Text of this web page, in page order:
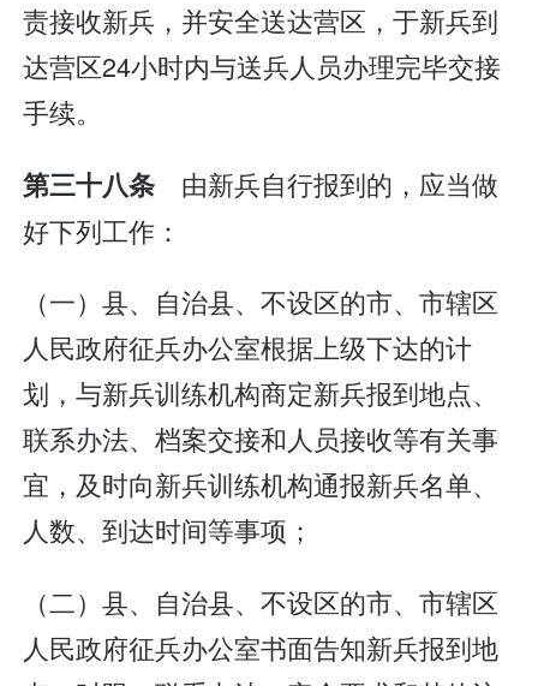
责接收新兵，并安全送达营区，于新兵到
达营区24小时内与送兵人员办理完毕交接
手续。
第三十八条 由新兵自行报到的，应当做
好下列工作：
（一）县、自治县、不设区的市、市辖区
人民政府征兵办公室根据上级下达的计
划，与新兵训练机构商定新兵报到地点、
联系办法、档案交接和人员接收等有关事
宜，及时向新兵训练机构通报新兵名单、
人数、到达时间等事项；
（二）县、自治县、不设区的市、市辖区
人民政府征兵办公室书面告知新兵报到地